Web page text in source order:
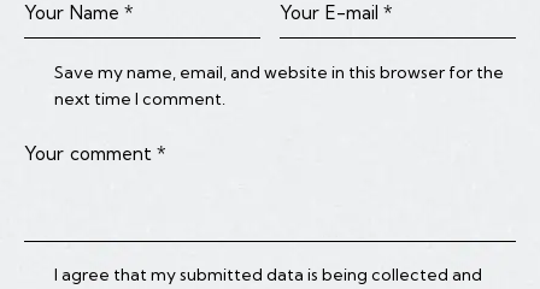
Save my name, email, and website in this browser for the
next time I comment.
I agree that my submitted data is being collected and